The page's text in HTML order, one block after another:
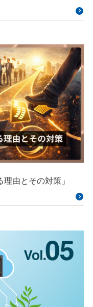
由とその対策」